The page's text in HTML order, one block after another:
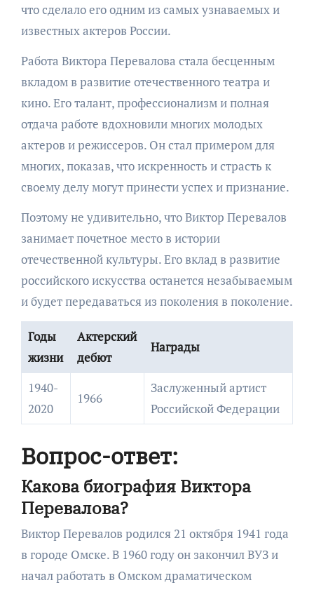
что сделало его одним из самых узнаваемых и
известных актеров России.
Работа Виктора Перевалова стала бесценным
вкладом в развитие отечественного театра и
кино. Его талант, профессионализм и полная
отдача работе вдохновили многих молодых
актеров и режиссеров. Он стал примером для
многих, показав, что искренность и страсть к
своему делу могут принести успех и признание.
Поэтому не удивительно, что Виктор Перевалов
занимает почетное место в истории
отечественной культуры. Его вклад в развитие
российского искусства останется незабываемым
и будет передаваться из поколения в поколение.
Годы
жизни
Актерский
дебют
Награды
1940-
2020
1966
Заслуженный артист
Российской Федерации
Вопрос-ответ:
Какова биография Виктора
Перевалова?
Виктор Перевалов родился 21 октября 1941 года
в городе Омске. В 1960 году он закончил ВУЗ и
начал работать в Омском драматическом